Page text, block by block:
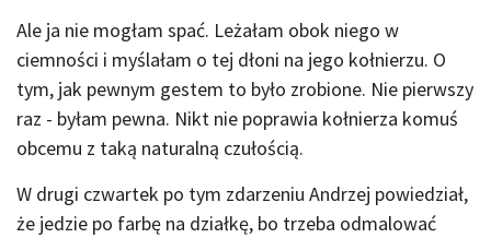
Ale ja nie mogłam spać. Leżałam obok niego w
ciemności i myślałam o tej dłoni na jego kołnierzu. O
tym, jak pewnym gestem to było zrobione. Nie pierwszy
raz - byłam pewna. Nikt nie poprawia kołnierza komuś
obcemu z taką naturalną czułością.
W drugi czwartek po tym zdarzeniu Andrzej powiedział,
że jedzie po farbę na działkę, bo trzeba odmalować